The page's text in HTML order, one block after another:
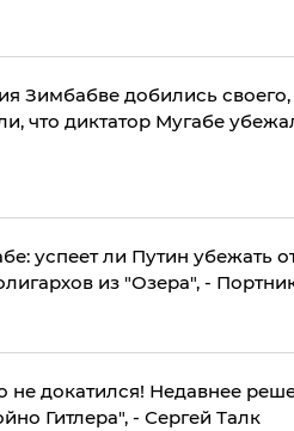
Зимбабве добились
что диктатор Мугабе
успеет ли Путин убежать
из "Озера", -
не докатился! Недавнее
Гитлера", - Сергей Талк